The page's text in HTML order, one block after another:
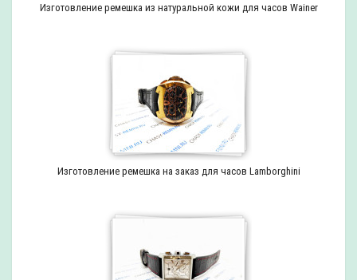
Изготовление ремешка из натуральной кожи для часов Wainer
Изготовление ремешка на заказ для часов Lamborghini